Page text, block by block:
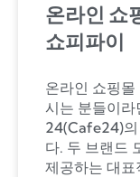
온라인 쇼
쇼피파이
온라인 쇼핑
시는 분들이
24(Cafe24)의
다. 두 브랜드
제공하는 대표